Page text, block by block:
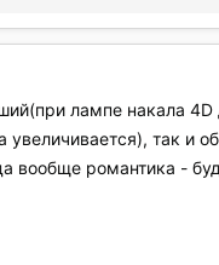
лампе накала
так и
вообще романтика -